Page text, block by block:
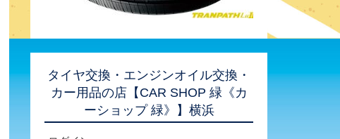
タイヤ交換・エンジンオイル交換・
カー用品の店【CAR SHOP 緑《カ
ーショップ 緑》】横浜